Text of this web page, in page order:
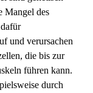
Mangel des
und verursachen
die bis zur
führen kann.
durch